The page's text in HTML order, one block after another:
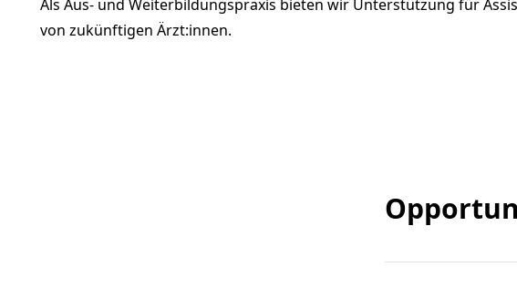
Als Aus- und Weiterbildungspraxis bieten wir Unterstützung für
von zukünftigen Ärzt:innen.